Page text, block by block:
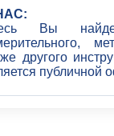
Вы
другого
публичной